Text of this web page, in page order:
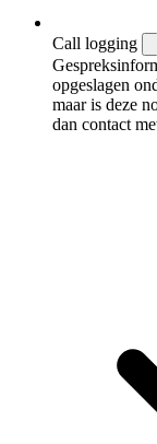
Call logging
opgeslagen
maar is deze
dan contact